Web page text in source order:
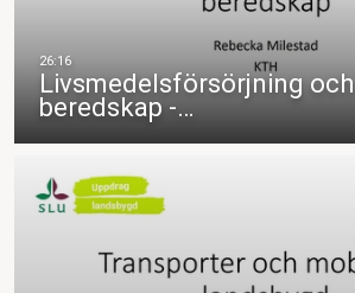
Livsmedelsförsörjning och
beredskap -…